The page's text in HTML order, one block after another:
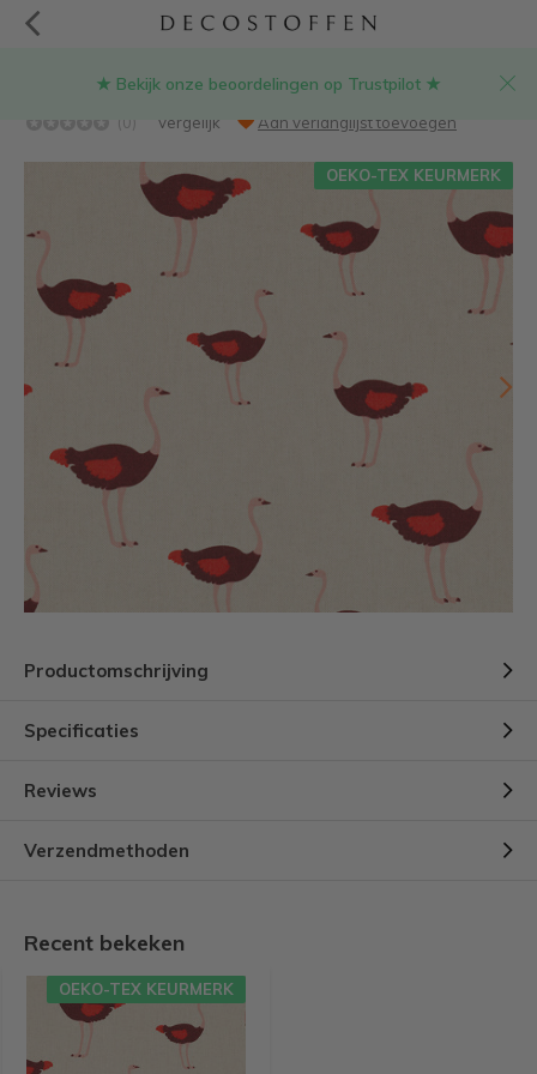
★ Bekijk onze beoordelingen op Trustpilot ★
Struisvogel linnenlook stof
(0) Vergelijk Aan verlanglijst toevoegen
OEKO-TEX KEURMERK
Productomschrijving
Specificaties
Reviews
Verzendmethoden
Recent bekeken
OEKO-TEX KEURMERK